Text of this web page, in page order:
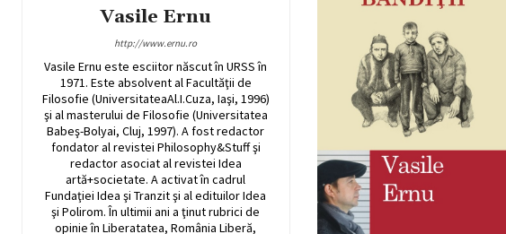
Vasile Ernu
http://www.ernu.ro
Vasile Ernu este esciitor născut în URSS în
1971. Este absolvent al Facultăţii de
Filosofie (UniversitateaAl.I.Cuza, Iaşi, 1996)
şi al masterului de Filosofie (Universitatea
Babeş-Bolyai, Cluj, 1997). A fost redactor
fondator al revistei Philosophy&Stuff şi
redactor asociat al revistei Idea
artă+societate. A activat în cadrul
Fundaţiei Idea şi Tranzit şi al edituilor Idea
şi Polirom. În ultimii ani a ţinut rubrici de
opinie în Liberatatea, România Liberă,